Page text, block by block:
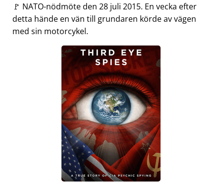
🚩 NATO-nödmöte den 28 juli 2015. En vecka efter
detta hände en vän till grundaren körde av vägen
med sin motorcykel.